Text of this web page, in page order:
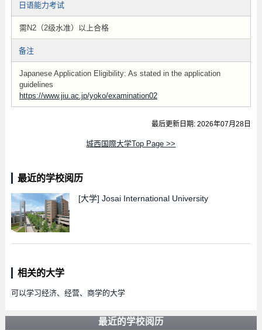
日语能力考试
需N2（2级水准）以上合格
备注
Japanese Application Eligibility: As stated in the application
guidelines
https://www.jiu.ac.jp/yoko/examination02
最后更新日期: 2026年07月28日
城西国際大学Top Page >>
最近的学校阅历
[大学] Josai International University
相关的大学
可以学习经济、经营、商学的大学
最近的学校阅历